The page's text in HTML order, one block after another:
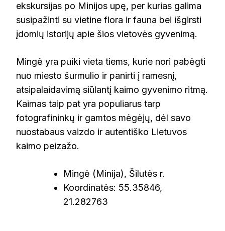
ekskursijas po Minijos upę, per kurias galima
susipažinti su vietine flora ir fauna bei išgirsti
įdomių istorijų apie šios vietovės gyvenimą.
Mingė yra puiki vieta tiems, kurie nori pabėgti
nuo miesto šurmulio ir panirti į ramesnį,
atsipalaidavimą siūlantį kaimo gyvenimo ritmą.
Kaimas taip pat yra populiarus tarp
fotografininkų ir gamtos mėgėjų, dėl savo
nuostabaus vaizdo ir autentiško Lietuvos
kaimo peizažo.
Mingė (Minija), Šilutės r.
Koordinatės: 55.35846,
21.282763